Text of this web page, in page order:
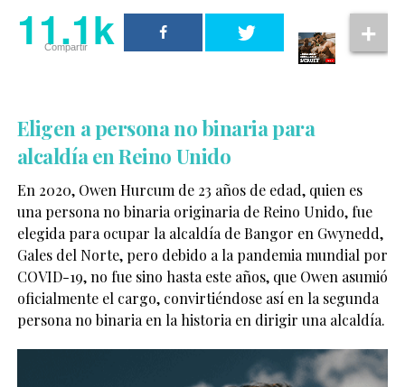
11.1k
Compartir
Eligen a persona no binaria para
alcaldía en Reino Unido
En 2020, Owen Hurcum de 23 años de edad, quien es
una persona no binaria originaria de Reino Unido, fue
elegida para ocupar la alcaldía de Bangor en Gwynedd,
Gales del Norte, pero debido a la pandemia mundial por
COVID-19, no fue sino hasta este años, que Owen asumió
oficialmente el cargo, convirtiéndose así en la segunda
persona no binaria en la historia en dirigir una alcaldía.